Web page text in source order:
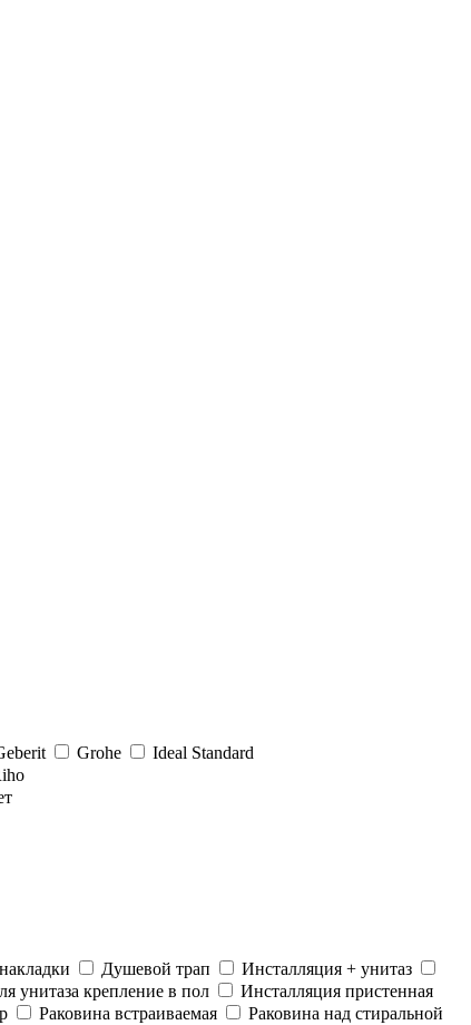
Grohe
Ideal Standard
Душевой трап
Инсталляция + унитаз
унитаза крепление в пол
Инсталляция пристенная
Раковина встраиваемая
Раковина над стиральной